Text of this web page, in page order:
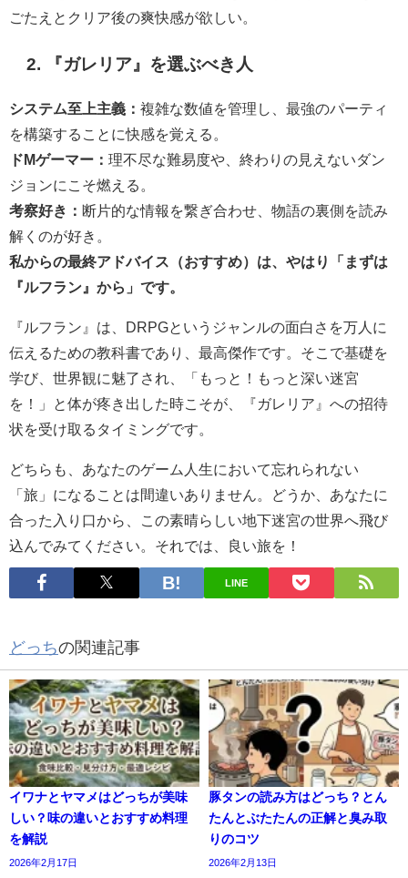
ごたえとクリア後の爽快感が欲しい。
2. 『ガレリア』を選ぶべき人
システム至上主義： 複雑な数値を管理し、最強のパーティ
を構築することに快感を覚える。
ドMゲーマー： 理不尽な難易度や、終わりの見えないダン
ジョンにこそ燃える。
考察好き： 断片的な情報を繋ぎ合わせ、物語の裏側を読み
解くのが好き。
私からの最終アドバイス（おすすめ）は、やはり「まずは
『ルフラン』から」です。
『ルフラン』は、DRPGというジャンルの面白さを万人に
伝えるための教科書であり、最高傑作です。そこで基礎を
学び、世界観に魅了され、「もっと！もっと深い迷宮
を！」と体が疼き出した時こそが、『ガレリア』への招待
状を受け取るタイミングです。
どちらも、あなたのゲーム人生において忘れられない
「旅」になることは間違いありません。どうか、あなたに
合った入り口から、この素晴らしい地下迷宮の世界へ飛び
込んでみてください。それでは、良い旅を！
LINE
どっちの関連記事
イワナとヤマメはどっちが美味
しい？味の違いとおすすめ料理
を解説
2026年2月17日
豚タンの読み方はどっち？とん
たんとぶたたんの正解と臭み取
りのコツ
2026年2月13日